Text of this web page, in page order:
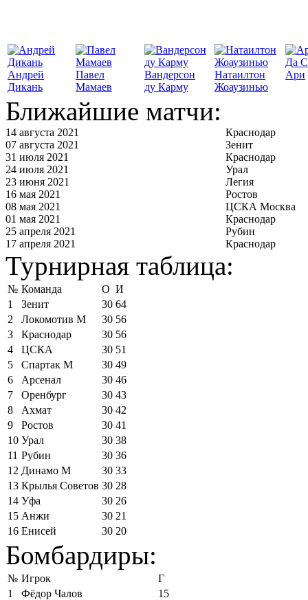
Андрей
Дикань
Павел
Мамаев
Вандерсон
ду Карму
Натаилтон
Жоаузинью
Да
Ари
Ближайшие матчи:
14 августа 2021
Краснодар
07 августа 2021
Зенит
31 июля 2021
Краснодар
24 июля 2021
Урал
23 июня 2021
Легия
16 мая 2021
Ростов
08 мая 2021
ЦСКА Москва
01 мая 2021
Краснодар
25 апреля 2021
Рубин
17 апреля 2021
Краснодар
Турнирная таблица:
№ Команда О И
1
Зенит 30 64
2
Локомотив М 30 56
3
Краснодар 30 56
4
ЦСКА 30 51
5
Спартак М 30 49
6
Арсенал 30 46
7
Оренбург 30 43
8
Ахмат 30 42
9
Ростов 30 41
10 Урал 30 38
11 Рубин 30 36
12 Динамо М 30 33
13 Крылья Советов 30 28
14 Уфа 30 26
15 Анжи 30 21
16 Енисей 30 20
Бомбардиры:
№ Игрок
Г
1
Фёдор Чалов
15